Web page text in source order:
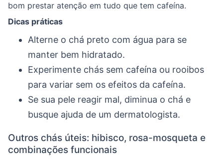
bom prestar atenção em tudo que tem cafeína.
Dicas práticas
Alterne o chá preto com água para se
manter bem hidratado.
Experimente chás sem cafeína ou rooibos
para variar sem os efeitos da cafeína.
Se sua pele reagir mal, diminua o chá e
busque ajuda de um dermatologista.
Outros chás úteis: hibisco, rosa-mosqueta e
combinações funcionais